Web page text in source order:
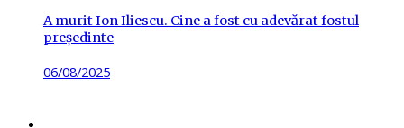
A murit Ion Iliescu. Cine a fost cu adevărat fostul
președinte
Posted
06/08/2025